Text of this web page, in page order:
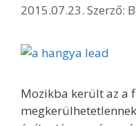
2015.07.23. Szerző:
Mozikba került az a